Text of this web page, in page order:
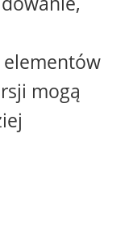
mogą